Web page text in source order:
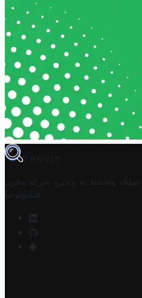
TROVIT
وتحتفظ به وتديره
شركة مخزن
التكنولوجيا